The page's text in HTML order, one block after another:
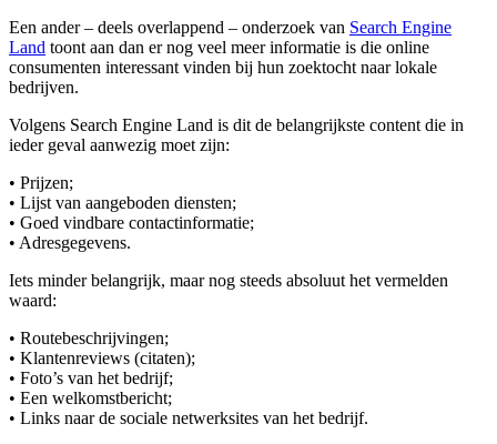
Een ander – deels overlappend – onderzoek van Search Engine
Land toont aan dan er nog veel meer informatie is die online
consumenten interessant vinden bij hun zoektocht naar lokale
bedrijven.
Volgens Search Engine Land is dit de belangrijkste content die in
ieder geval aanwezig moet zijn:
• Prijzen;
• Lijst van aangeboden diensten;
• Goed vindbare contactinformatie;
• Adresgegevens.
Iets minder belangrijk, maar nog steeds absoluut het vermelden
waard:
• Routebeschrijvingen;
• Klantenreviews (citaten);
• Foto’s van het bedrijf;
• Een welkomstbericht;
• Links naar de sociale netwerksites van het bedrijf.